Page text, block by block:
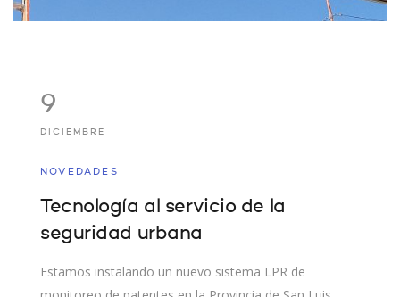
9
DICIEMBRE
NOVEDADES
Tecnología al servicio de la
seguridad urbana
Estamos instalando un nuevo sistema LPR de